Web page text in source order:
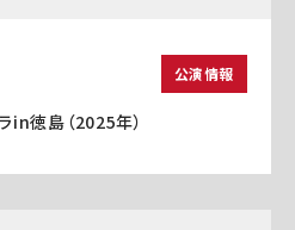
公演情報
in徳島（2025年）